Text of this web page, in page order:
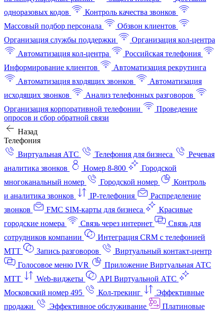
одноразовых кодов
Контроль качества звонков
Массовый подбор персонала
Обзвон клиентов
Организация службы поддержки
Организация кол-центра
Автоматизация кол-центра
Российская телефония
Информирование клиентов
Автоматизация рекрутинга
Автоматизация входящих звонков
Автоматизация
исходящих звонков
Анализ телефонных разговоров
Организация корпоративной телефонии
Проведение
опросов и сбор обратной связи
Назад
Телефония
Виртуальная АТС
Телефония для бизнеса
Речевая
аналитика звонков
Номер 8-800
Городской
многоканальный номер
Городской номер
Контроль
и аналитика звонков
IP-телефония
Распределение
звонков
FMC SIM-карты для бизнеса
Красивые
городские номера
Связь через интернет
Связь для
сотрудников компании
Интеграция CRM с телефонией
МТТ
Запись разговоров
Виртуальный контакт‑центр
Голосовое меню IVR
Приложение Виртуальная АТС
МТТ
Web-виджеты
API Виртуальной АТС
Московский номер 495
Кол-трекинг
Эффективные
продажи
Эффективное обслуживание
Платиновые